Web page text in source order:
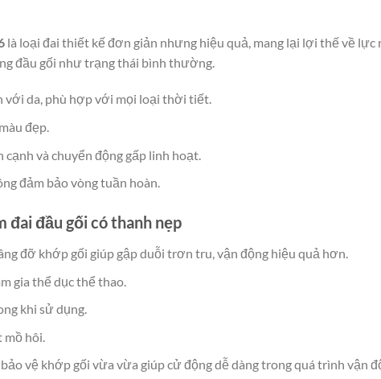
là loại đai thiết kế đơn giản nhưng hiệu quả, mang lại lợi thế về lực
đầu gối như trạng thái bình thường.
với da, phù hợp với mọi loại thời tiết.
đẹp.
và chuyển động gấp linh hoạt.
đảm bảo vòng tuần hoàn.
đai đầu gối có thanh nẹp
đỡ khớp gối giúp gập duỗi trơn tru, vận động hiệu quả hơn.
gia thể dục thể thao.
khi sử dụng.
hôi.
vệ khớp gối vừa vừa giúp cử động dễ dàng trong quá trình vận